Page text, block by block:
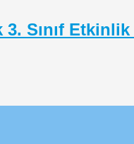
Sınıf